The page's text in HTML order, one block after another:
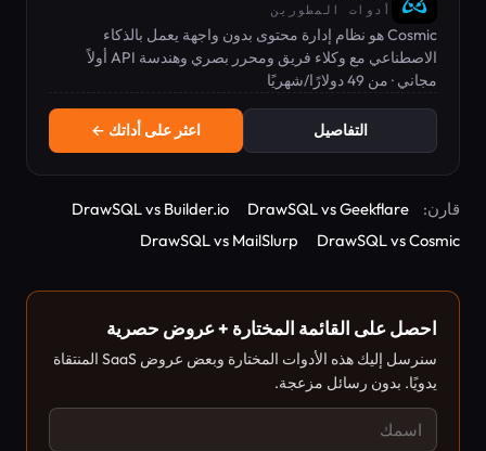
أدوات المطورين
Cosmic هو نظام إدارة محتوى بدون واجهة يعمل بالذكاء
الاصطناعي مع وكلاء فريق ومحرر بصري وهندسة API أولاً
للمطورين.
مجاني · من 49 دولارًا/شهريًا
التفاصيل اعثر على أداتك ←
قارن: DrawSQL vs Builder.io
DrawSQL vs Geekflare
DrawSQL vs MailSlurp
DrawSQL vs Cosmic
احصل على القائمة المختارة + عروض حصرية
سنرسل إليك هذه الأدوات المختارة وبعض عروض SaaS المنتقاة
يدويًا. بدون رسائل مزعجة.